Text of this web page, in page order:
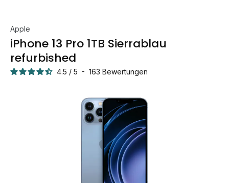
Apple
iPhone 13 Pro 1TB Sierrablau
refurbished
4.5 / 5 - 163 Bewertungen